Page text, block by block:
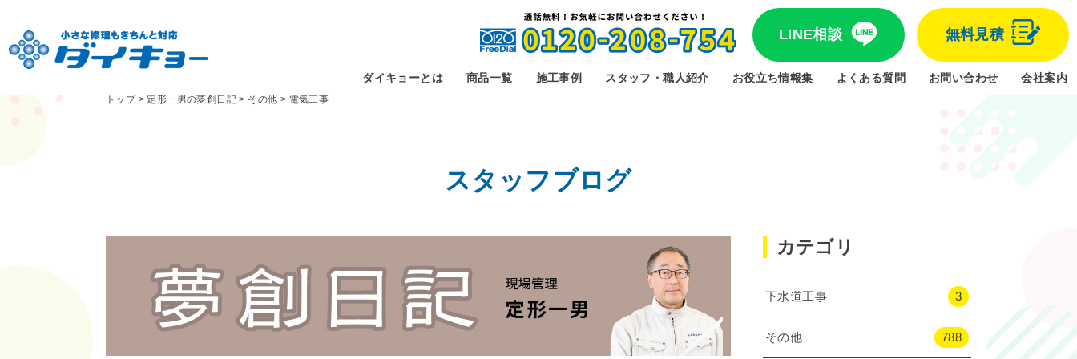
LINE相談 無料見積
ダイキョーとは 商品一覧 施工事例 スタッフ・職人紹介 お役立ち情報集 よくある質問 お問い合わせ 会社案内
トップ> 定形一男の夢創日記 > その他 > 電気工事
スタッフブログ
カテゴリ
下水道工事 3
その他 788